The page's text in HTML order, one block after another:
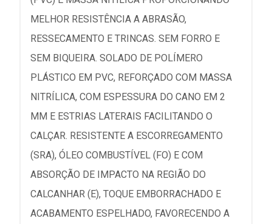
MELHOR RESISTÊNCIA A ABRASÃO,
RESSECAMENTO E TRINCAS. SEM FORRO E
SEM BIQUEIRA. SOLADO DE POLÍMERO
PLÁSTICO EM PVC, REFORÇADO COM MASSA
NITRÍLICA, COM ESPESSURA DO CANO EM 2
MM E ESTRIAS LATERAIS FACILITANDO O
CALÇAR. RESISTENTE A ESCORREGAMENTO
(SRA), ÓLEO COMBUSTÍVEL (FO) E COM
ABSORÇÃO DE IMPACTO NA REGIÃO DO
CALCANHAR (E), TOQUE EMBORRACHADO E
ACABAMENTO ESPELHADO, FAVORECENDO A